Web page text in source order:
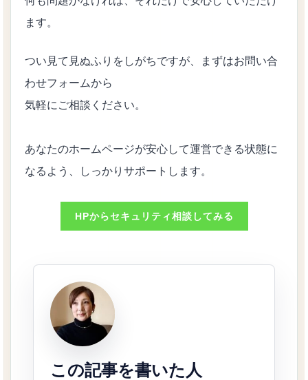
ます。
つい見て見ぬふりをしがちですが、まずはお問い合
わせフォームから
気軽にご相談ください。
あなたのホームページが安心して運営できる状態に
なるよう、しっかりサポートします。
HPからセキュリティ相談してみる
この記事を書いた人